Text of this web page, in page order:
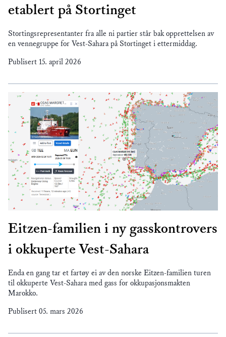
etablert på Stortinget
Stortingsrepresentanter fra alle ni partier står bak opprettelsen av
en vennegruppe for Vest-Sahara på Stortinget i ettermiddag.
Publisert 15. april 2026
Eitzen-familien i ny gasskontrovers
i okkuperte Vest-Sahara
Enda en gang tar et fartøy ei av den norske Eitzen-familien turen
til okkuperte Vest-Sahara med gass for okkupasjonsmakten
Marokko.
Publisert 05. mars 2026